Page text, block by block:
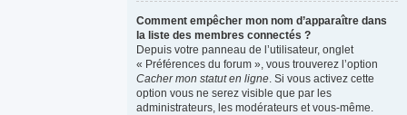
Comment empêcher mon nom d’apparaître dans
la liste des membres connectés ?
Depuis votre panneau de l’utilisateur, onglet
« Préférences du forum », vous trouverez l’option
Cacher mon statut en ligne. Si vous activez cette
option vous ne serez visible que par les
administrateurs, les modérateurs et vous-même.